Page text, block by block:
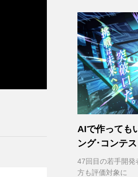
AIで作っても
ング･コンテ
始
47回目の若手開発
方も評価対象に